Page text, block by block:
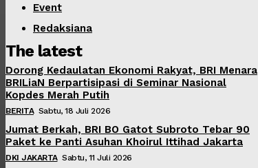
Event
Redaksiana
The latest
Dorong Kedaulatan Ekonomi Rakyat, BRI Menara
BRILiaN Berpartisipasi di Seminar Nasional
Kopdes Merah Putih
BERITA Sabtu, 18 Juli 2026
Jumat Berkah, BRI BO Gatot Subroto Tebar 90
Paket ke Panti Asuhan Khoirul Ittihad Jakarta
DKI JAKARTA Sabtu, 11 Juli 2026